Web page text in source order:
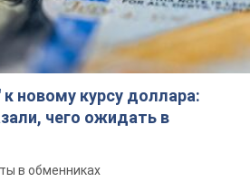
к новому курсу доллара:
чего ожидать в
в обменниках